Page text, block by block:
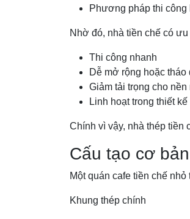
Phương pháp thi công
Nhờ đó, nhà tiền chế có
Thi công nhanh
Dễ mở rộng hoặc tháo
Giảm tải trọng cho nền
Linh hoạt trong thiết kế
Chính vì vậy, nhà thép tiền
Cấu tạo cơ
Một quán cafe tiền chế
Khung thép chính